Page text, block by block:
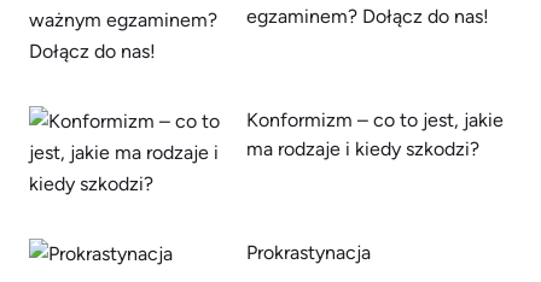
egzaminem? Dołącz do nas!
Konformizm – co to jest, jakie
ma rodzaje i kiedy szkodzi?
Prokrastynacja